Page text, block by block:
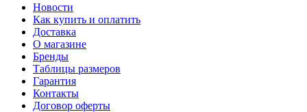
Новости
Как купить и оплатить
Доставка
О магазине
Бренды
Таблицы размеров
Гарантия
Контакты
Договор оферты